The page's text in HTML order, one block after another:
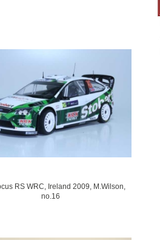
RS WRC, Ireland 2009, M.Wilson,
no.16